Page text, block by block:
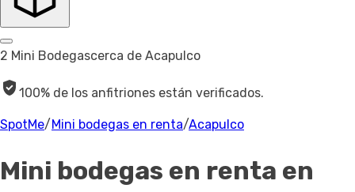
2 Mini Bodegascerca de Acapulco
100% de los anfitriones están verificados.
SpotMe/ Mini bodegas en renta/Acapulco
Mini bodegas en renta en